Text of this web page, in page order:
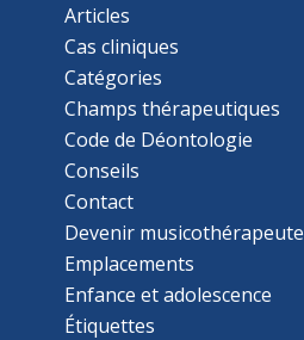
Articles
Cas cliniques
Catégories
Champs thérapeutiques
Code de Déontologie
Conseils
Contact
Devenir musicothérapeute
Emplacements
Enfance et adolescence
Étiquettes